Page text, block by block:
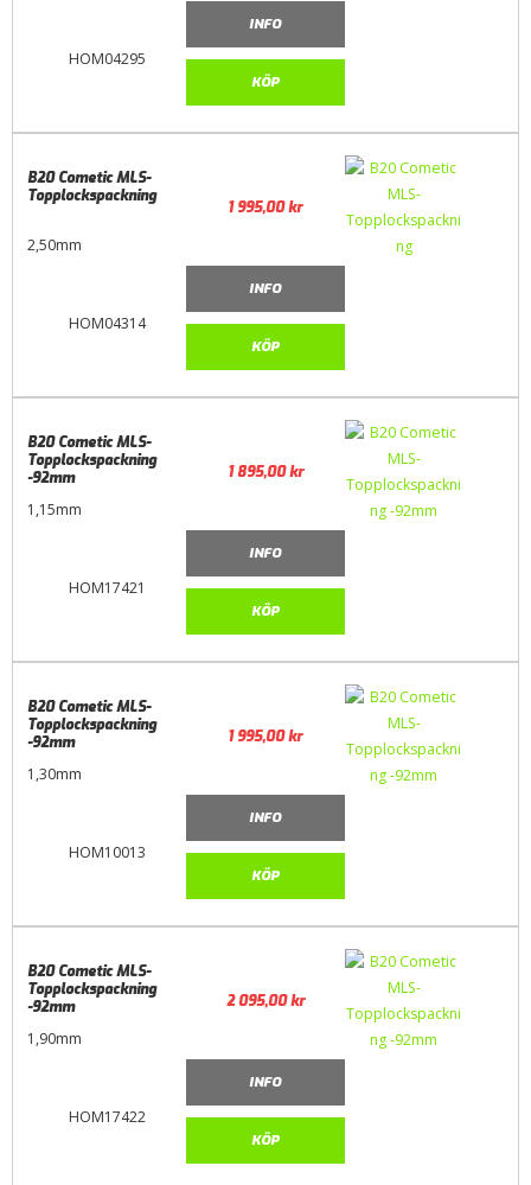
HOM04295
INFO
KÖP
HOM04314
B20 Cometic MLS-
Topplockspackning
2,50mm
1 995,00kr
INFO
KÖP
HOM17421
B20 Cometic MLS-
Topplockspackning
-92mm
1,15mm
1 895,00kr
INFO
KÖP
HOM10013
B20 Cometic MLS-
Topplockspackning
-92mm
1,30mm
1 995,00kr
INFO
KÖP
HOM17422
B20 Cometic MLS-
Topplockspackning
-92mm
1,90mm
2 095,00kr
INFO
KÖP